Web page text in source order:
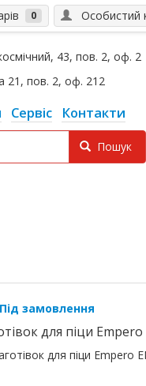
Особистий
0
43, пов. 2, оф. 2
21, пов. 2, оф. 212
Сервіс Контакти
Пошук
Під замовлення
для піци Empero
для піци Empero